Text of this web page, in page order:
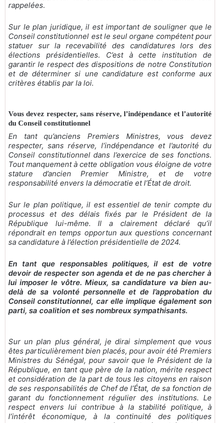
rappelées.
Sur le plan juridique, il est important de souligner que le
Conseil constitutionnel est le seul organe compétent pour
statuer sur la recevabilité des candidatures lors des
élections présidentielles. C’est à cette institution de
garantir le respect des dispositions de notre Constitution
et de déterminer si une candidature est conforme aux
critères établis par la loi.
Vous devez respecter, sans réserve, l’indépendance et l’autorité
du Conseil constitutionnel
En tant qu’anciens Premiers Ministres, vous devez
respecter, sans réserve, l’indépendance et l’autorité du
Conseil constitutionnel dans l’exercice de ses fonctions.
Tout manquement à cette obligation vous éloigne de votre
stature d’ancien Premier Ministre, et de votre
responsabilité envers la démocratie et l’État de droit.
Sur le plan politique, il est essentiel de tenir compte du
processus et des délais fixés par le Président de la
République lui-même. Il a clairement déclaré qu’il
répondrait en temps opportun aux questions concernant
sa candidature à l’élection présidentielle de 2024.
En tant que responsables politiques, il est de votre
devoir de respecter son agenda et de ne pas chercher à
lui imposer le vôtre. Mieux, sa candidature va bien au-
delà de sa volonté personnelle et de l’approbation du
Conseil constitutionnel, car elle implique également son
parti, sa coalition et ses nombreux sympathisants.
Sur un plan plus général, je dirai simplement que vous
êtes particulièrement bien placés, pour avoir été Premiers
Ministres du Sénégal, pour savoir que le Président de la
République, en tant que père de la nation, mérite respect
et considération de la part de tous les citoyens en raison
de ses responsabilités de Chef de l’État, de sa fonction de
garant du fonctionnement régulier des institutions. Le
respect envers lui contribue à la stabilité politique, à
l’intérêt économique, à la continuité des politiques